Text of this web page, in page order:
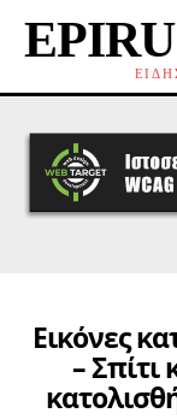
Εικόνες
–